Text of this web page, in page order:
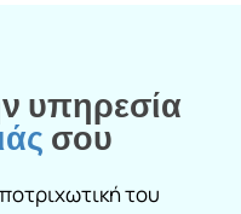
υπηρεσία
σου
του